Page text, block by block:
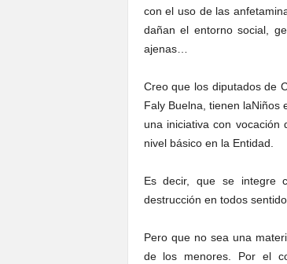
con el uso de las
dañan el entorno social,
ajenas…
Creo que los diputados de
Faly Buelna, tienen laNiños
una iniciativa con
nivel básico en la Entidad.
Es decir, que se integre
destrucción en todos
Pero que no sea una
de los menores. Por el